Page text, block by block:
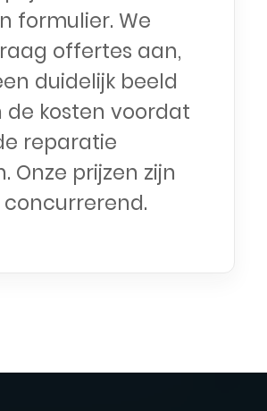
formulier. We
offertes aan,
duidelijk beeld
de kosten voordat
reparatie
Onze prijzen zijn
concurrerend.